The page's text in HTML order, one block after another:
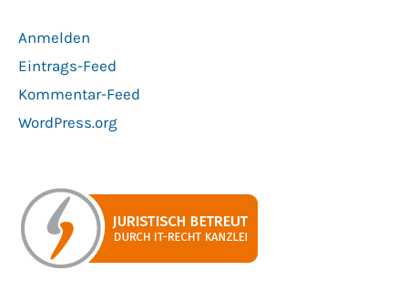
Anmelden
Eintrags-Feed
Kommentar-Feed
WordPress.org